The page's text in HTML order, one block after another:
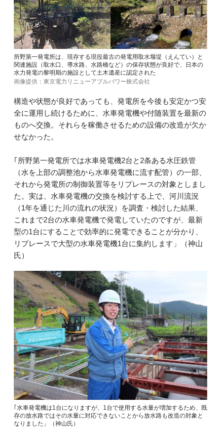
所野第一発電所は、現存する現役最古の発電用取水堰堤（えんてい）と
関連施設（取水口、導水路、水路橋など）の保存状態が良好で、日本の
水力発電の黎明期の施設として土木遺産に認定された
画像提供：東京電力リニューアブルパワー株式会社
構造や状態が良好であっても、発電所を今後も安定かつ安
全に運用し続けるために、水車発電機や付随装置を最新の
ものへ交換。それらを稼働させるための設備の改造が欠か
せなかった。
｢所野第一発電所では水車発電機2台と2条ある水圧鉄管
（水を上部の調整池から水車発電機に流す配管）の一部、
それから発電所の制御装置等をリプレースの対象としまし
た。実は、水車発電機の交換を検討する上で、河川流況
（1年を通じた川の流れの状況）を調査・検討した結果、
これまで2台の水車発電機で発電していたのですが、最新
型の1台にすることで効率的に発電できることが分かり、
リプレースで大型の水車発電機1台に集約します」（神山
氏）
｢水車発電機は1台になりますが、1台で使用する水量が増加するため、既
存の放水路ではその水量に対応できないことから放水路も改造の対象と
なりました」（神山氏）